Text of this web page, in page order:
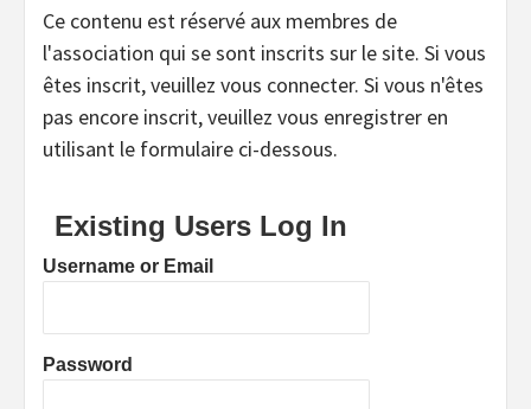
Ce contenu est réservé aux membres de
l'association qui se sont inscrits sur le site. Si vous
êtes inscrit, veuillez vous connecter. Si vous n'êtes
pas encore inscrit, veuillez vous enregistrer en
utilisant le formulaire ci-dessous.
Existing Users Log In
Username or Email
Password